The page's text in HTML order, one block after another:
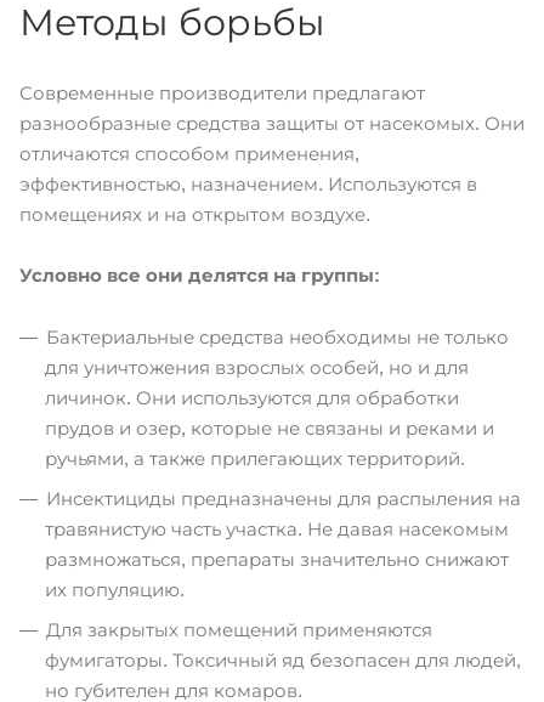
Методы борьбы
Современные производители предлагают
разнообразные средства защиты от насекомых. Они
отличаются способом применения,
эффективностью, назначением. Используются в
помещениях и на открытом воздухе.
Условно все они делятся на группы:
Бактериальные средства необходимы не только
для уничтожения взрослых особей, но и для
личинок. Они используются для обработки
прудов и озер, которые не связаны и реками и
ручьями, а также прилегающих территорий.
Инсектициды предназначены для распыления на
травянистую часть участка. Не давая насекомым
размножаться, препараты значительно снижают
их популяцию.
Для закрытых помещений применяются
фумигаторы. Токсичный яд безопасен для людей,
но губителен для комаров.